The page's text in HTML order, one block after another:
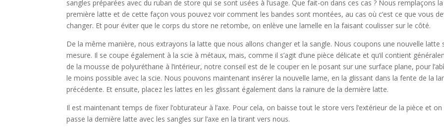
sangles préparées avec du ruban de store qui se sont usées à l’usage. Que fait-on dans ces cas ? Nous remplaçons la
première latte et de cette façon vous pouvez voir comment les bandes sont montées, au cas où c’est ce que vous
changer. Et pour éviter que le corps du store ne retombe, on enlève une lamelle en la faisant coulisser sur le côté.
De la même manière, nous extrayons la latte que nous allons changer et la sangle. Nous coupons une nouvelle latte
mesure. Il se coupe également à la scie à métaux, mais, comme il s’agit d’une pièce délicate et qu’il contient
de la mousse de polyuréthane à l’intérieur, notre conseil est de le couper en le posant sur une surface plane, pour
le moins possible avec la scie. Nous pouvons maintenant insérer la nouvelle lame, en la glissant dans la fente de la
précédente. Et ensuite, placez les lattes en les glissant également dans la rainure de la dernière latte.
Il est maintenant temps de fixer l’obturateur à l’axe. Pour cela, on baisse tout le store vers l’extérieur de la pièce et on
passe la dernière latte avec les sangles sur l’axe en la tirant vers nous.